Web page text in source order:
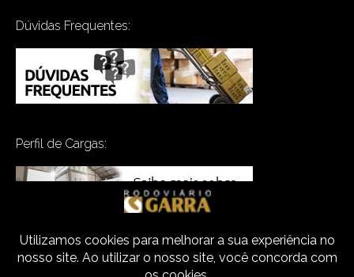
Dúvidas Frequentes:
Perfil de Cargas: